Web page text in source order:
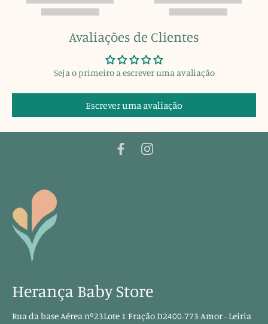
Avaliações de Clientes
Seja o primeiro a escrever uma avaliação
Escrever uma avaliação
Herança Baby Store
Rua da base Aérea nº23Lote 1 Fração D2400-773 Amor - Leiria